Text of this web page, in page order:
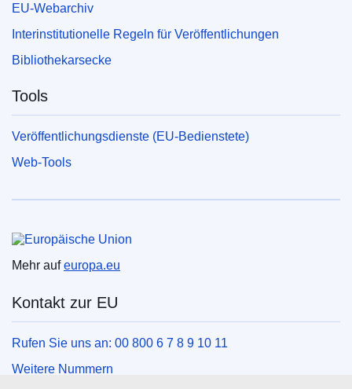
EU-Webarchiv
Interinstitutionelle Regeln für Veröffentlichungen
Bibliothekarsecke
Tools
Veröffentlichungsdienste (EU-Bedienstete)
Web-Tools
Europäische Union
Mehr aufeuropa.eu
Kontakt zur EU
Rufen Sie uns an: 00 800 6 7 8 9 10 11
Weitere Nummern